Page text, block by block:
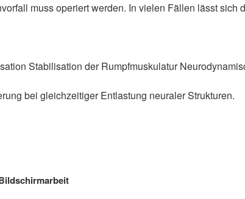
muss operiert werden. In vielen Fällen lässt
Stabilisation der Rumpfmuskulatur
bei gleichzeitiger Entlastung neuraler Strukturen.